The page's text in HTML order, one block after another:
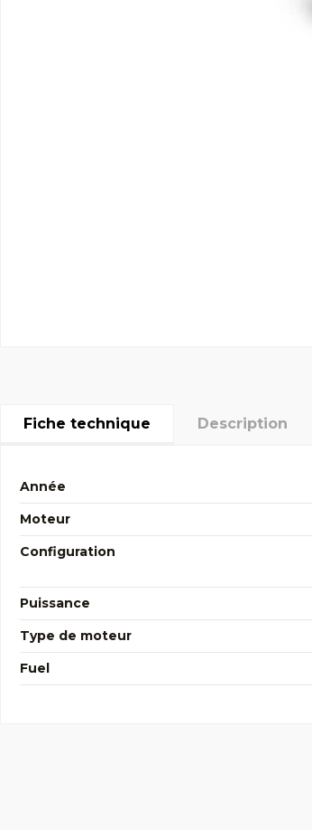
Fiche technique Description
Année
Moteur
Configuration
Puissance
Type de moteur
Fuel